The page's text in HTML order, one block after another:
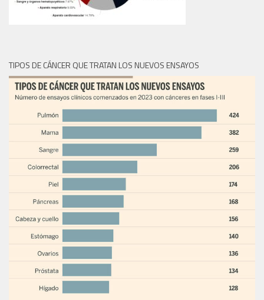
TIPOS DE CÁNCER QUE TRATAN LOS NUEVOS ENSAYOS